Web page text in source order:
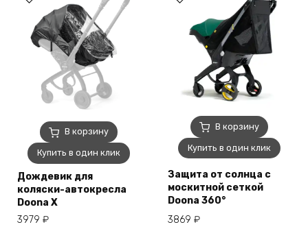
В корзину
Купить в один клик
Дождевик для
коляски-автокресла
Doona X
3979 ₽
В корзину
Купить в один клик
Защита от солнца c
москитной сеткой
Doona 360°
3869 ₽